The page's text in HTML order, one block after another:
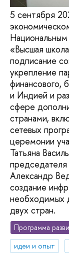
5 сентября
«Высшая
подписание
укрепление
финансового,
и Индией и
сфере
странами,
сетевых
церемонии
Татьяна
Александр
создание
необходимых
двух стран.
Программа
идеи и опыт